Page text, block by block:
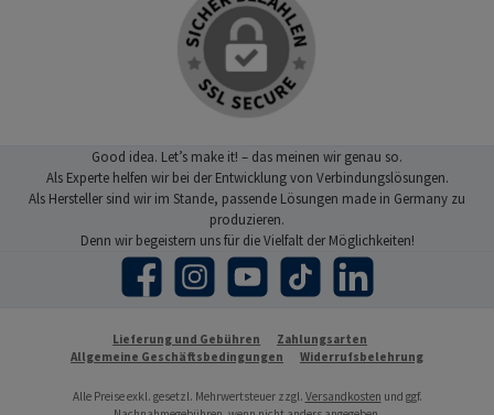
Good idea. Let’s make it! – das meinen wir genau so.
Als Experte helfen wir bei der Entwicklung von Verbindungslösungen.
Als Hersteller sind wir im Stande, passende Lösungen made in Germany zu
produzieren.
Denn wir begeistern uns für die Vielfalt der Möglichkeiten!
Facebook Instagram YouTube TikTok LinkedIn
Lieferung und Gebühren
Zahlungsarten
Allgemeine Geschäftsbedingungen
Widerrufsbelehrung
Alle Preise exkl. gesetzl. Mehrwertsteuer zzgl. Versandkosten und ggf.